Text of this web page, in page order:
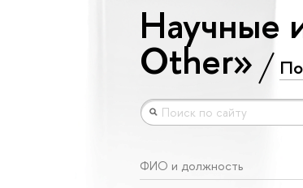
Научные
Other»
ФИО и должность